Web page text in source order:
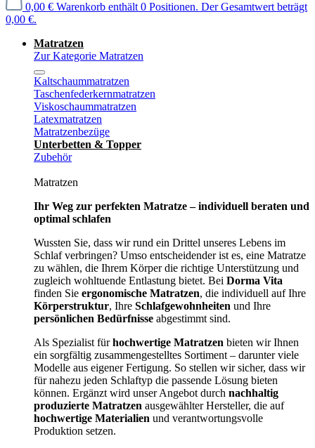
0,00 € Warenkorb enthält 0 Positionen. Der Gesamtwert beträgt
0,00 €.
Matratzen
Zur Kategorie Matratzen
Kaltschaummatratzen
Taschenfederkernmatratzen
Viskoschaummatratzen
Latexmatratzen
Matratzenbezüge
Unterbetten & Topper
Zubehör
Matratzen
Ihr Weg zur perfekten Matratze – individuell beraten und
optimal schlafen
Wussten Sie, dass wir rund ein Drittel unseres Lebens im
Schlaf verbringen? Umso entscheidender ist es, eine Matratze
zu wählen, die Ihrem Körper die richtige Unterstützung und
zugleich wohltuende Entlastung bietet. Bei Dorma Vita
finden Sie ergonomische Matratzen, die individuell auf Ihre
Körperstruktur, Ihre Schlafgewohnheiten und Ihre
persönlichen Bedürfnisse abgestimmt sind.
Als Spezialist fürhochwertige Matratzen bieten wir Ihnen
ein sorgfältig zusammengestelltes Sortiment – darunter viele
Modelle aus eigener Fertigung. So stellen wir sicher, dass wir
für nahezu jeden Schlaftyp die passende Lösung bieten
können. Ergänzt wird unser Angebot durch nachhaltig
produzierte Matratzen ausgewählter Hersteller, die auf
hochwertige Materialien und verantwortungsvolle
Produktion setzen.